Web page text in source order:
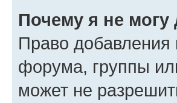
Почему я не
Право добавления
форума, группы
может не